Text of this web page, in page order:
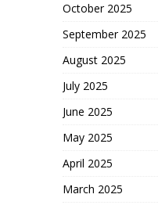
October 2025
September 2025
August 2025
July 2025
June 2025
May 2025
April 2025
March 2025